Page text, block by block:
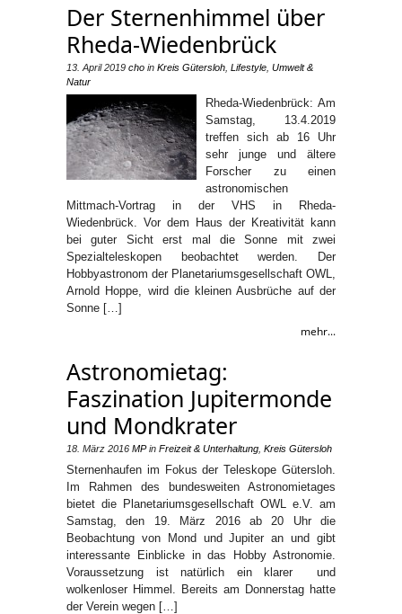
Der Sternenhimmel über
Rheda-Wiedenbrück
13. April 2019 cho in Kreis Gütersloh Lifestyle Umwelt &
Natur
Rheda-Wiedenbrück: Am
Samstag, 13.4.2019
treffen sich ab 16 Uhr
sehr junge und ältere
Forscher zu einen
astronomischen
Mittmach-Vortrag in der VHS in Rheda-
Wiedenbrück. Vor dem Haus der Kreativität kann
bei guter Sicht erst mal die Sonne mit zwei
Spezialteleskopen beobachtet werden. Der
Hobbyastronom der Planetariumsgesellschaft OWL,
Arnold Hoppe, wird die kleinen Ausbrüche auf der
Sonne […]
mehr...
Astronomietag:
Faszination Jupitermonde
und Mondkrater
18. März 2016 MPin Freizeit & Unterhaltung Kreis Gütersloh
Sternenhaufen im Fokus der Teleskope Gütersloh.
Im Rahmen des bundesweiten Astronomietages
bietet die Planetariumsgesellschaft OWL e.V. am
Samstag, den 19. März 2016 ab 20 Uhr die
Beobachtung von Mond und Jupiter an und gibt
interessante Einblicke in das Hobby Astronomie.
Voraussetzung ist natürlich ein klarer und
wolkenloser Himmel. Bereits am Donnerstag hatte
der Verein wegen […]